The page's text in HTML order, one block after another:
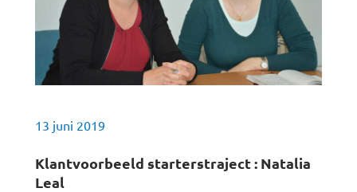
13 juni 2019
Klantvoorbeeld starterstraject : Natalia
Leal